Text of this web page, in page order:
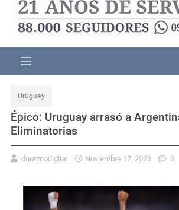
Uruguay
Épico: Uruguay arrasó a
Eliminatorias
duraznodigital Noviembre 17, 2023 0